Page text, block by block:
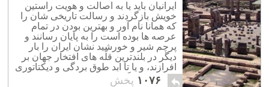
ایرانیان باید یا به اصالت و هویت راستین
خویش بازگردند و رسالت تاریخی شان را
که همانا نام آور و بهترین بودن در تمام
عرصه ها بوده است را به پایان رسانند و
پرچم شیر و خورشید نشان ایران را بار
دیگر در بلندترین قلّه های افتخار جهان بر
افرازند، و یا تا ابد طوق بردگی و دیکتاتوری
مذهبی را برگردن خود نهند.
۱۰۷۶ پخش